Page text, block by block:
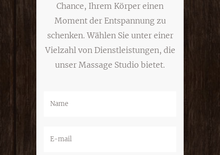
Chance, Ihrem Körper einen
Moment der Entspannung zu
schenken. Wählen Sie unter einer
Vielzahl von Dienstleistungen, die
unser Massage Studio bietet.